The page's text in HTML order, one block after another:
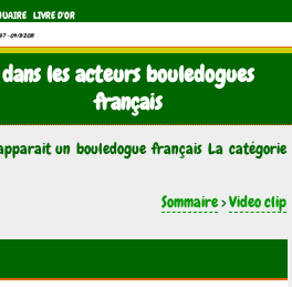
LIVRE D'OR
- 04/11/2011)
dans les acteurs bouledogues
français
un bouledogue français La catégorie
Sommaire>Video clip